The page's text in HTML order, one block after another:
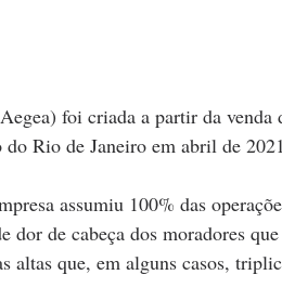
foi criada a partir da venda
do Rio de Janeiro em abril de
assumiu 100% das
dor de cabeça dos moradores
altas que, em alguns casos,